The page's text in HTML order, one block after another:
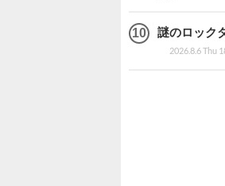
謎のロック
2026.8.6 Thu